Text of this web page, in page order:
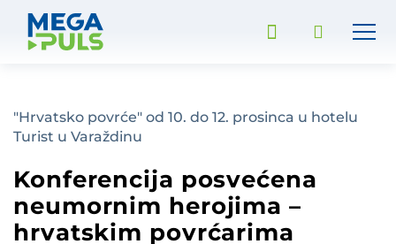
"Hrvatsko povrće" od 10. do 12. prosinca u hotelu
Turist u Varaždinu
Konferencija posvećena
neumornim herojima –
hrvatskim povrćarima